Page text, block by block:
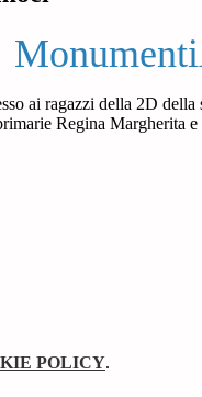
ai ragazzi della 2D della
Regina Margherita
POLICY.